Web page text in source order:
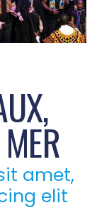
amet,
elit